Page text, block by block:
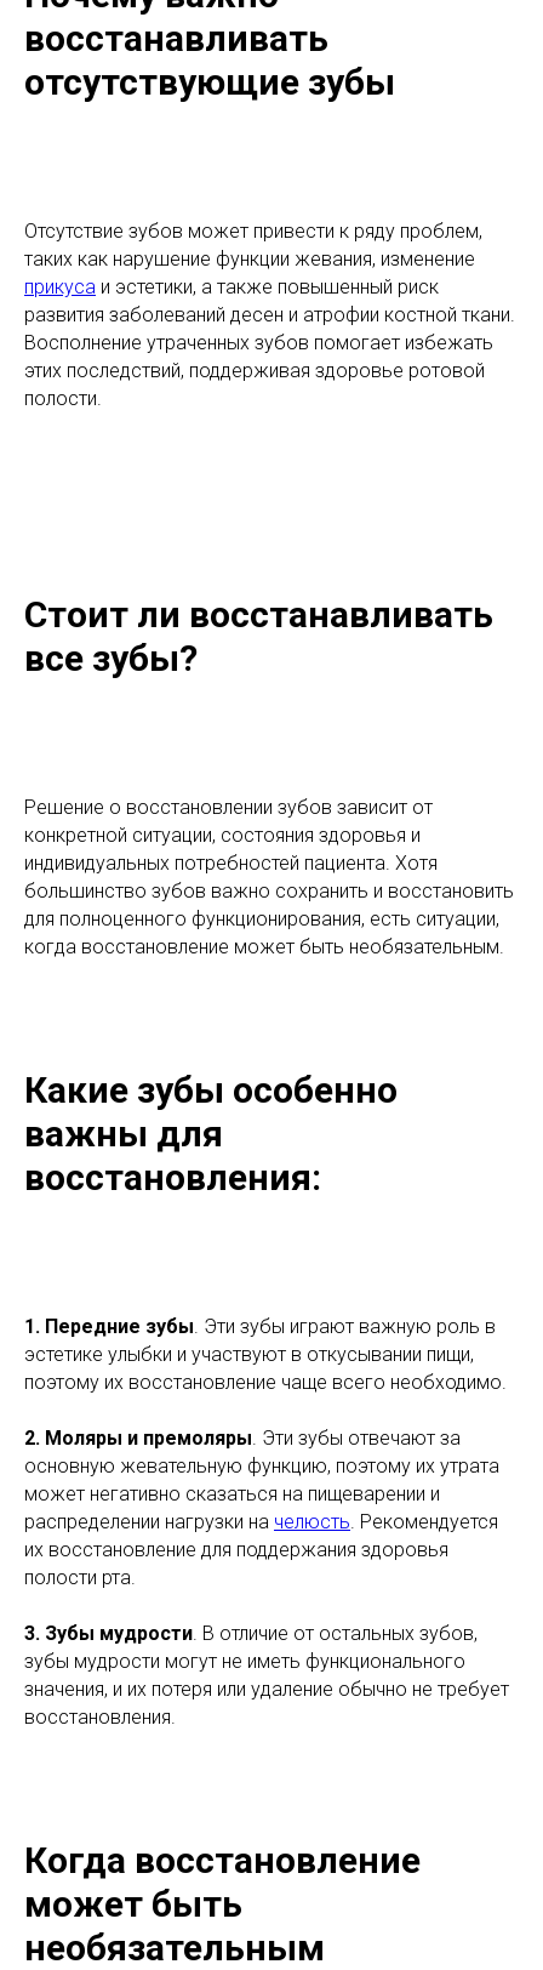
восстанавливать
отсутствующие зубы
Отсутствие зубов может привести к ряду проблем,
таких как нарушение функции жевания, изменение
прикуса и эстетики, а также повышенный риск
развития заболеваний десен и атрофии костной ткани.
Восполнение утраченных зубов помогает избежать
этих последствий, поддерживая здоровье ротовой
полости.
Стоит ли восстанавливать
все зубы?
Решение о восстановлении зубов зависит от
конкретной ситуации, состояния здоровья и
индивидуальных потребностей пациента. Хотя
большинство зубов важно сохранить и восстановить
для полноценного функционирования, есть ситуации,
когда восстановление может быть необязательным.
Какие зубы особенно
важны для
восстановления:
1. Передние зубы. Эти зубы играют важную роль в
эстетике улыбки и участвуют в откусывании пищи,
поэтому их восстановление чаще всего необходимо.
2. Моляры и премоляры. Эти зубы отвечают за
основную жевательную функцию, поэтому их утрата
может негативно сказаться на пищеварении и
распределении нагрузки на челюсть. Рекомендуется
их восстановление для поддержания здоровья
полости рта.
3. Зубы мудрости. В отличие от остальных зубов,
зубы мудрости могут не иметь функционального
значения, и их потеря или удаление обычно не требует
восстановления.
Когда восстановление
может быть
необязательным